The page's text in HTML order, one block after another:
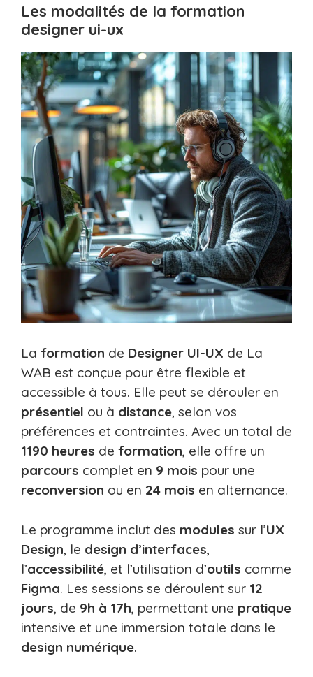
Les modalités de la formation
designer ui-ux
La formation de Designer UI-UX de La
WAB est conçue pour être flexible et
accessible à tous. Elle peut se dérouler en
présentiel ou à distance, selon vos
préférences et contraintes. Avec un total de
1190 heures de formation, elle offre un
parcours complet en 9 mois pour une
reconversion ou en 24 mois en alternance.
Le programme inclut des modules sur l’UX
Design, le design d’interfaces,
l’accessibilité, et l’utilisation d’outils comme
Figma. Les sessions se déroulent sur 12
jours, de 9h à 17h, permettant une pratique
intensive et une immersion totale dans le
design numérique.